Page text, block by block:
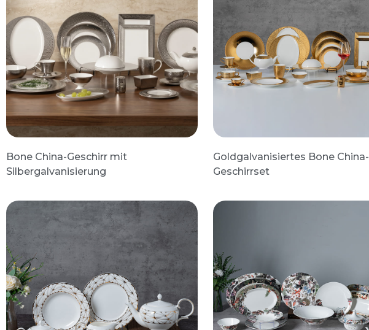
Bone China-Geschirr mit
Silbergalvanisierung
Goldgalvanisiertes Bone China-
Geschirrset